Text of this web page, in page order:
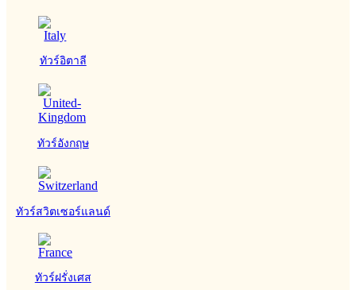
ทัวร์อิตาลี
ทัวร์อังกฤษ
ทัวร์สวิตเซอร์แลนด์
ทัวร์ฝรั่งเศส